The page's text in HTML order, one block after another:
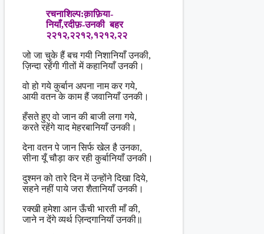
रचनाशिल्प:क़ाफ़िया-
नियाँ,रदीफ़-उनकी बहर
२२१२,२२१२,१२१२,२२
जो जा चुके हैं बच गयी निशानियाँ उनकी,
ज़िन्दा रहेंगी गीतों में कहानियाँ उनकी।
वो हो गये कुर्बान अपना नाम कर गये,
आयी वतन के काम हैं जवानियाँ उनकी।
हँसते हुए वो जान की बाजी लगा गये,
करते रहेंगे याद मेहरबानियाँ उनकी।
देना वतन पे जान सिर्फ खेल है उनका,
सीना यूँ चौड़ा कर रही कुर्बानियाँ उनकी।
दुश्मन को तारे दिन में उन्होंने दिखा दिये,
सहने नहीं पाये जरा शैतानियाँ उनकी।
रक्खी हमेशा आन ऊँची भारती माँ की,
जाने न देंगे व्यर्थ ज़िन्दगानियाँ उनकी॥